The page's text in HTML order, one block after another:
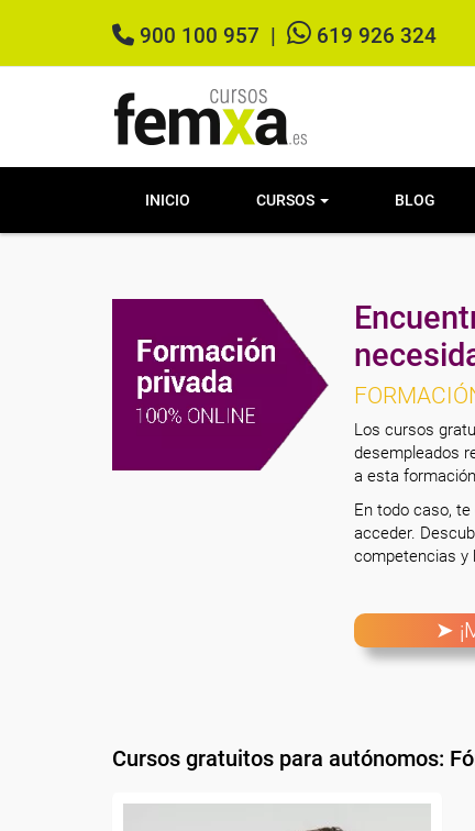
900 100 957 619 926 324
INICIO CURSOS BLOG
Los cursos
desempleados
a esta
En todo caso,
acceder.
competencias y
➤
Cursos gratuitos para autónomos: